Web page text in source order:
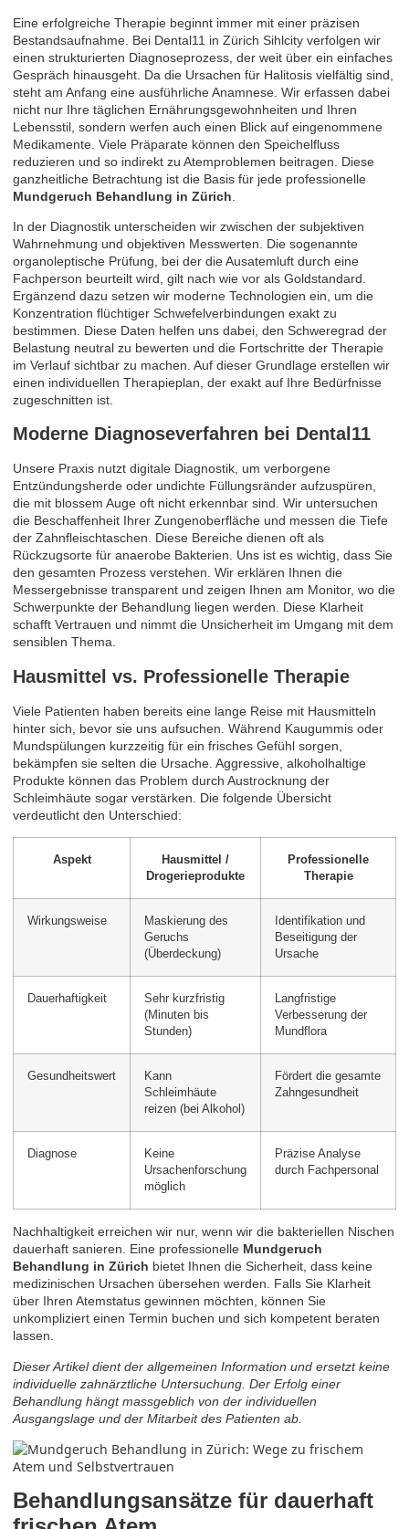
Eine erfolgreiche Therapie beginnt immer mit einer präzisen
Bestandsaufnahme. Bei Dental11 in Zürich Sihlcity verfolgen wir
einen strukturierten Diagnoseprozess, der weit über ein einfaches
Gespräch hinausgeht. Da die Ursachen für Halitosis vielfältig sind,
steht am Anfang eine ausführliche Anamnese. Wir erfassen dabei
nicht nur Ihre täglichen Ernährungsgewohnheiten und Ihren
Lebensstil, sondern werfen auch einen Blick auf eingenommene
Medikamente. Viele Präparate können den Speichelfluss
reduzieren und so indirekt zu Atemproblemen beitragen. Diese
ganzheitliche Betrachtung ist die Basis für jede professionelle
Mundgeruch Behandlung in Zürich
In der Diagnostik unterscheiden wir zwischen der subjektiven
Wahrnehmung und objektiven Messwerten. Die sogenannte
organoleptische Prüfung, bei der die Ausatemluft durch eine
Fachperson beurteilt wird, gilt nach wie vor als Goldstandard.
Ergänzend dazu setzen wir moderne Technologien ein, um die
Konzentration flüchtiger Schwefelverbindungen exakt zu
bestimmen. Diese Daten helfen uns dabei, den Schweregrad der
Belastung neutral zu bewerten und die Fortschritte der Therapie
im Verlauf sichtbar zu machen. Auf dieser Grundlage erstellen wir
einen individuellen Therapieplan, der exakt auf Ihre Bedürfnisse
zugeschnitten ist.
Moderne Diagnoseverfahren bei Dental11
Unsere Praxis nutzt digitale Diagnostik, um verborgene
Entzündungsherde oder undichte Füllungsränder aufzuspüren,
die mit blossem Auge oft nicht erkennbar sind. Wir untersuchen
die Beschaffenheit Ihrer Zungenoberfläche und messen die Tiefe
der Zahnfleischtaschen. Diese Bereiche dienen oft als
Rückzugsorte für anaerobe Bakterien. Uns ist es wichtig, dass Sie
den gesamten Prozess verstehen. Wir erklären Ihnen die
Messergebnisse transparent und zeigen Ihnen am Monitor, wo die
Schwerpunkte der Behandlung liegen werden. Diese Klarheit
schafft Vertrauen und nimmt die Unsicherheit im Umgang mit dem
sensiblen Thema.
Hausmittel vs. Professionelle Therapie
Viele Patienten haben bereits eine lange Reise mit Hausmitteln
hinter sich, bevor sie uns aufsuchen. Während Kaugummis oder
Mundspülungen kurzzeitig für ein frisches Gefühl sorgen,
bekämpfen sie selten die Ursache. Aggressive, alkoholhaltige
Produkte können das Problem durch Austrocknung der
Schleimhäute sogar verstärken. Die folgende Übersicht
verdeutlicht den Unterschied:
Aspekt
Hausmittel /
Drogerieprodukte
Professionelle
Therapie
Wirkungsweise
Maskierung des
Geruchs
(Überdeckung)
Identifikation und
Beseitigung der
Ursache
Dauerhaftigkeit
Sehr kurzfristig
(Minuten bis
Stunden)
Langfristige
Verbesserung der
Mundflora
Gesundheitswert
Kann
Schleimhäute
reizen (bei Alkohol)
Fördert die gesamte
Zahngesundheit
Diagnose
Keine
Ursachenforschung
möglich
Präzise Analyse
durch Fachpersonal
Nachhaltigkeit erreichen wir nur, wenn wir die bakteriellen Nischen
dauerhaft sanieren. Eine professionelle Mundgeruch
Behandlung in Zürich bietet Ihnen die Sicherheit, dass keine
medizinischen Ursachen übersehen werden. Falls Sie Klarheit
über Ihren Atemstatus gewinnen möchten, können Sie
unkompliziert einen Termin buchen und sich kompetent beraten
lassen.
Dieser Artikel dient der allgemeinen Information und ersetzt keine
individuelle zahnärztliche Untersuchung. Der Erfolg einer
Behandlung hängt massgeblich von der individuellen
Ausgangslage und der Mitarbeit des Patienten ab.
Behandlungsansätze für dauerhaft